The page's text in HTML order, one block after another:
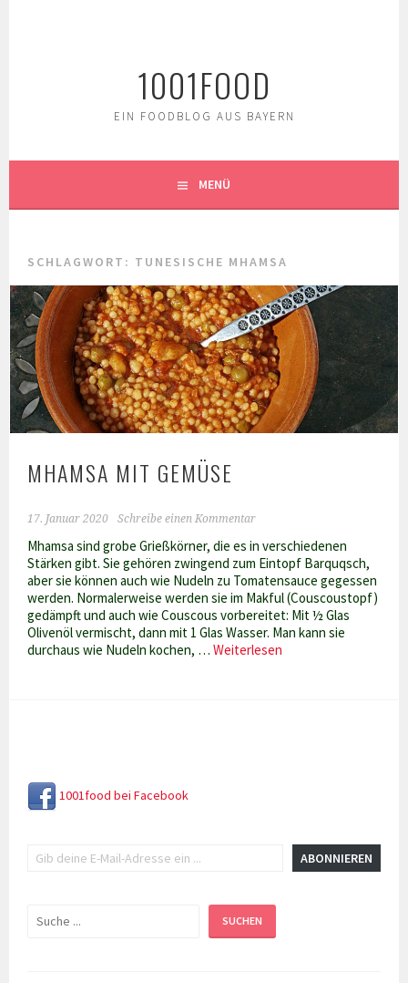
1001FOOD
EIN FOODBLOG AUS BAYERN
MENÜ
SCHLAGWORT: TUNESISCHE MHAMSA
MHAMSA MIT GEMÜSE
17. Januar 2020 Schreibe einen Kommentar
Mhamsa sind grobe Grießkörner, die es in verschiedenen
Stärken gibt. Sie gehören zwingend zum Eintopf Barquqsch,
aber sie können auch wie Nudeln zu Tomatensauce gegessen
werden. Normalerweise werden sie im Makful (Couscoustopf)
gedämpft und auch wie Couscous vorbereitet: Mit ½ Glas
Olivenöl vermischt, dann mit 1 Glas Wasser. Man kann sie
durchaus wie Nudeln kochen, …Weiterlesen
1001food bei Facebook
ABONNIEREN
Suchen SUCHEN